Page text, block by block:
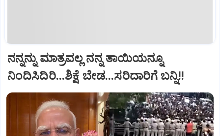
ನನ್ನನ್ನು ಮಾತ್ರವಲ್ಲ ನನ್ನ ತಾಯಿಯನ್ನೂ
ನಿಂದಿಸಿದಿರಿ...ಶಿಕ್ಷೆ ಬೇಡ...ಸರಿದಾರಿಗೆ ಬನ್ನಿ!!